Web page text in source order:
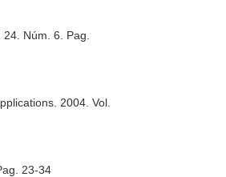
24. Núm. 6. Pag.
. 2004. Vol.
23-34